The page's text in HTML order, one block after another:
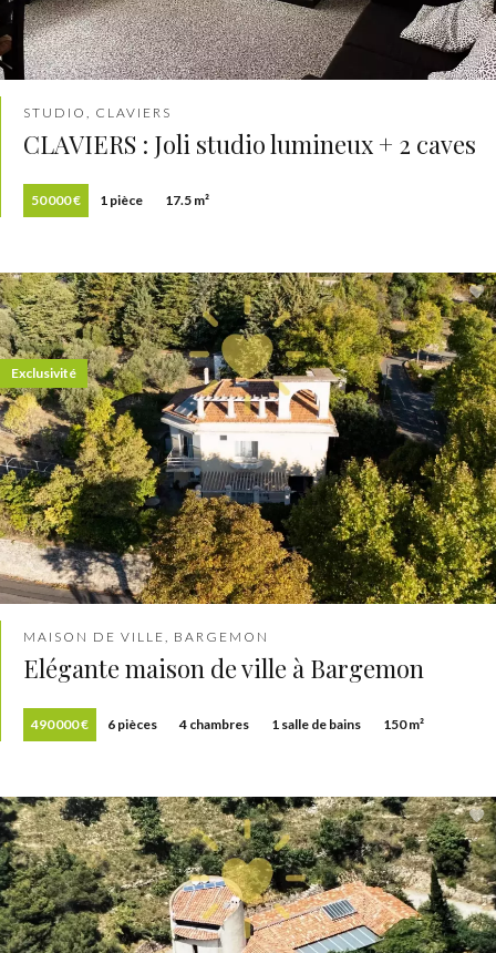
STUDIO, CLAVIERS
CLAVIERS : Joli studio lumineux + 2 caves
50 000 € 1 pièce 17.5 m²
MAISON DE VILLE, BARGEMON
Elégante maison de ville à Bargemon
490 000 € 6 pièces 4 chambres 1 salle de bains 150 m²
Exclusivité